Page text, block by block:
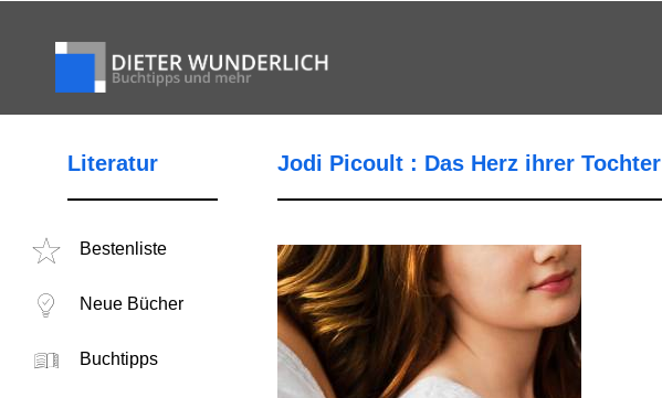
Literatur
Bestenliste
Neue Bücher
Buchtipps
Jodi Picoult : Das Herz ihrer Tochter